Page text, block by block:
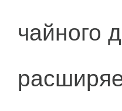
чайного